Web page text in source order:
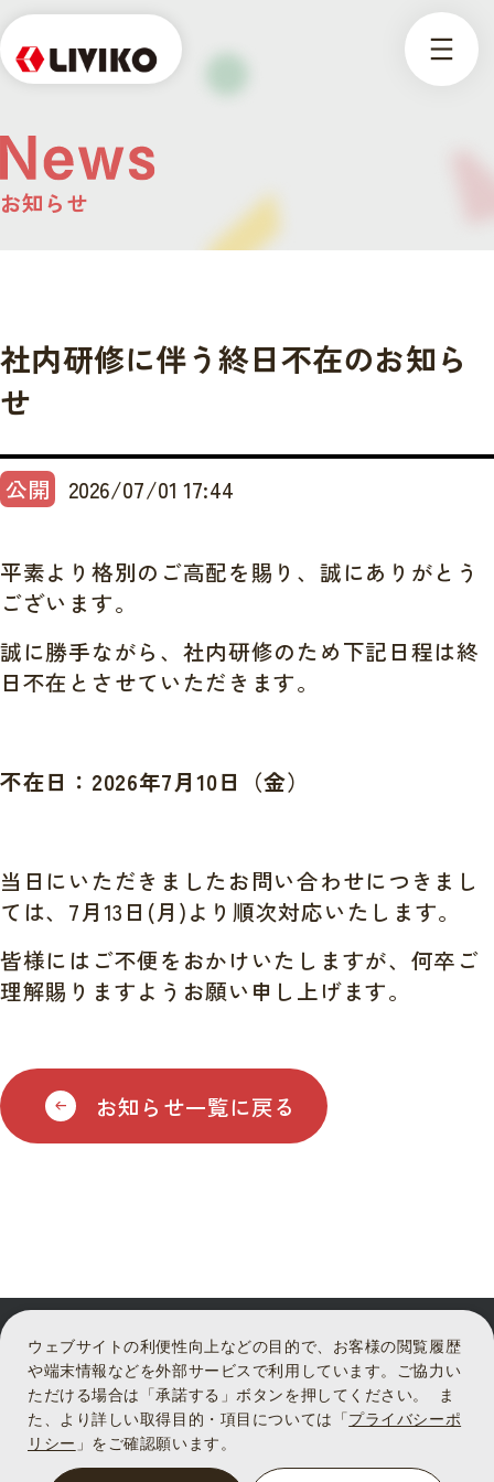
お知らせ
社内研修に伴う終日不在のお知ら
せ
公開 2026/07/01 17:44
平素より格別のご高配を賜り、誠にありがとう
ございます。
誠に勝手ながら、社内研修のため下記日程は終
日不在とさせていただきます。
不在日：2026年7月10日（金）
当日にいただきましたお問い合わせにつきまし
ては、7月13日(月)より順次対応いたします。
皆様にはご不便をおかけいたしますが、何卒ご
理解賜りますようお願い申し上げます。
お知らせ一覧に戻る
プライバシーポリシー
ウェブサイトの利便性向上などの目的で、お客様の閲覧履歴
や端末情報などを外部サービスで利用しています。ご協力い
ただける場合は「承諾する」ボタンを押してください。 ま
た、より詳しい取得目的・項目については「プライバシーポ
リシー 」をご確認願います。